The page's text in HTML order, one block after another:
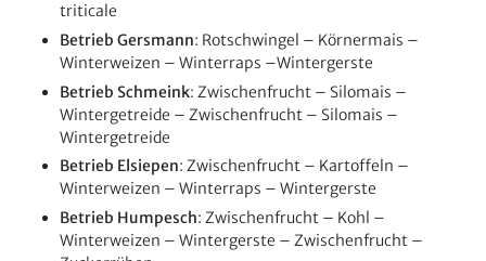
triticale
Betrieb Gersmann: Rotschwingel – Körnermais –
Winterweizen – Winterraps –Wintergerste
Betrieb Schmeink: Zwischenfrucht – Silomais –
Wintergetreide – Zwischenfrucht – Silomais –
Wintergetreide
Betrieb Elsiepen: Zwischenfrucht – Kartoffeln –
Winterweizen – Winterraps – Wintergerste
Betrieb Humpesch: Zwischenfrucht – Kohl –
Winterweizen – Wintergerste – Zwischenfrucht –